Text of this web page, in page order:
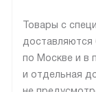
Товары с
доставляются
по Москве и в
и отдельная